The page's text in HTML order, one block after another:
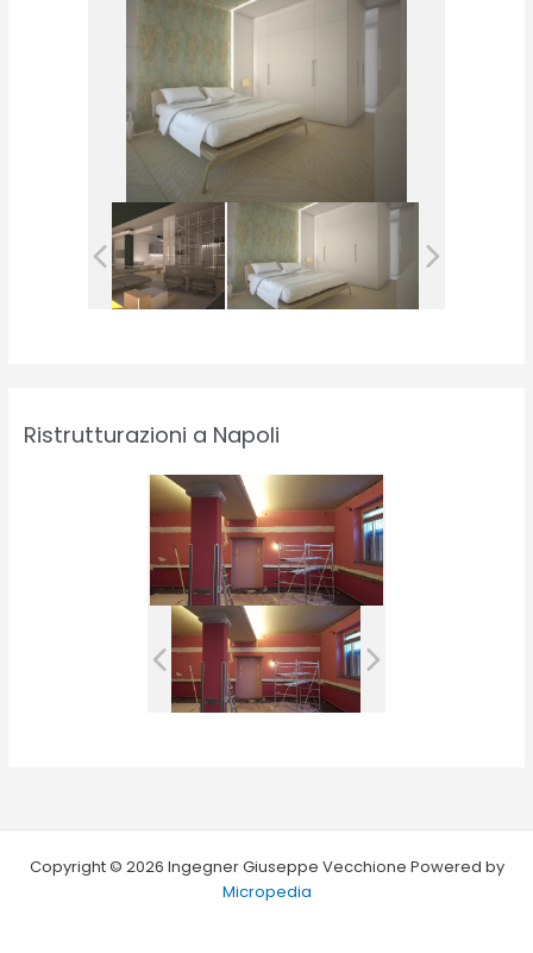
Ristrutturazioni a Napoli
Copyright © 2026 Ingegner Giuseppe Vecchione Powered by
Micropedia